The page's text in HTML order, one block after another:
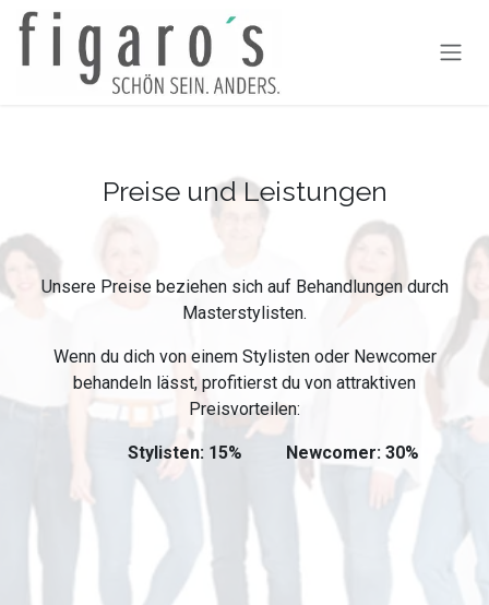
Zum Inhalt springen
Preise und Leistungen
Unsere Preise beziehen sich auf Behandlungen durch
Masterstylisten.
Wenn du dich von einem Stylisten oder Newcomer
behandeln lässt, profitierst du von attraktiven
Preisvorteilen:
​Stylisten: 15% Newcomer: 30%